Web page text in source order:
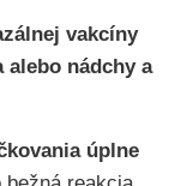
vakcíny
nádchy a
úplne